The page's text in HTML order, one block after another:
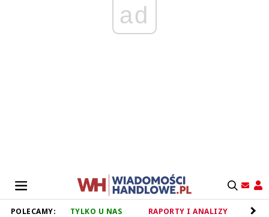
ad
POLECAMY: TYLKO U NAS RAPORTY I ANALIZY